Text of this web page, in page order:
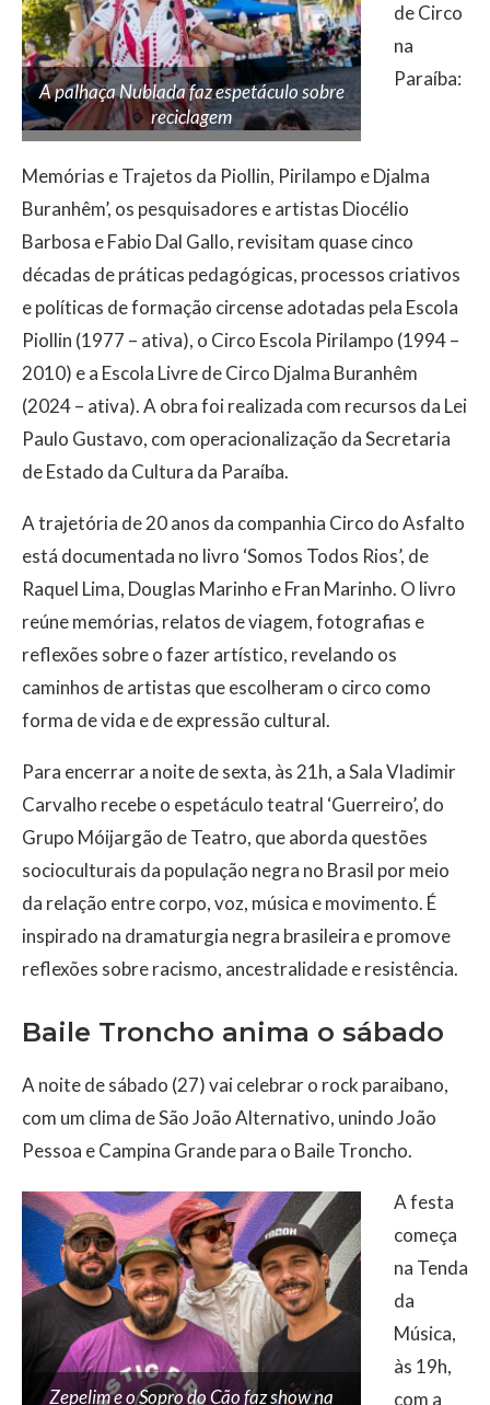
A palhaça Nublada faz espetáculo sobre
reciclagem
de Circo
na
Paraíba:
Memórias e Trajetos da Piollin, Pirilampo e Djalma
Buranhêm’, os pesquisadores e artistas Diocélio
Barbosa e Fabio Dal Gallo, revisitam quase cinco
décadas de práticas pedagógicas, processos criativos
e políticas de formação circense adotadas pela Escola
Piollin (1977 – ativa), o Circo Escola Pirilampo (1994 –
2010) e a Escola Livre de Circo Djalma Buranhêm
(2024 – ativa). A obra foi realizada com recursos da Lei
Paulo Gustavo, com operacionalização da Secretaria
de Estado da Cultura da Paraíba.
A trajetória de 20 anos da companhia Circo do Asfalto
está documentada no livro ‘Somos Todos Rios’, de
Raquel Lima, Douglas Marinho e Fran Marinho. O livro
reúne memórias, relatos de viagem, fotografias e
reflexões sobre o fazer artístico, revelando os
caminhos de artistas que escolheram o circo como
forma de vida e de expressão cultural.
Para encerrar a noite de sexta, às 21h, a Sala Vladimir
Carvalho recebe o espetáculo teatral ‘Guerreiro’, do
Grupo Móijargão de Teatro, que aborda questões
socioculturais da população negra no Brasil por meio
da relação entre corpo, voz, música e movimento. É
inspirado na dramaturgia negra brasileira e promove
reflexões sobre racismo, ancestralidade e resistência.
Baile Troncho anima o sábado
A noite de sábado (27) vai celebrar o rock paraibano,
com um clima de São João Alternativo, unindo João
Pessoa e Campina Grande para o Baile Troncho.
Zepelim e o Sopro do Cão faz show na
A festa
começa
na Tenda
da
Música,
às 19h,
com a